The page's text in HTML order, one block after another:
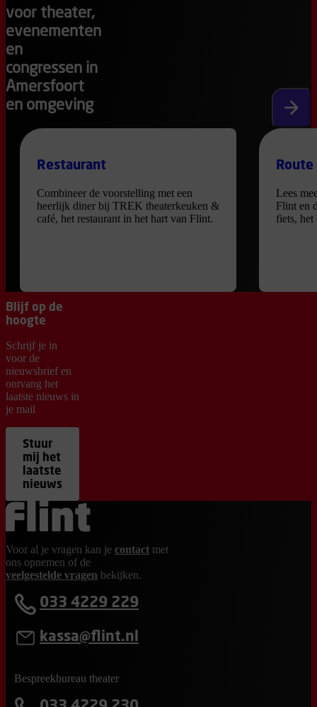
voor theater,
evenementen
en
congressen in
Amersfoort
en omgeving
Restaurant
Combineer de voorstelling met een
heerlijk diner bij TREK theaterkeuken &
café, het restaurant in het hart van Flint.
Lees
Flint en
fiets, het
Blijf op de
hoogte
Schrijf je in
voor de
nieuwsbrief en
ontvang het
laatste nieuws in
je mail
Stuur
mij het
laatste
nieuws
Ga terug naar de homepage
Voor al je vragen kan je contact met
ons opnemen of de
veelgestelde vragen bekijken.
033 4229 229
kassa@flint.nl
Bespreekbureau theater